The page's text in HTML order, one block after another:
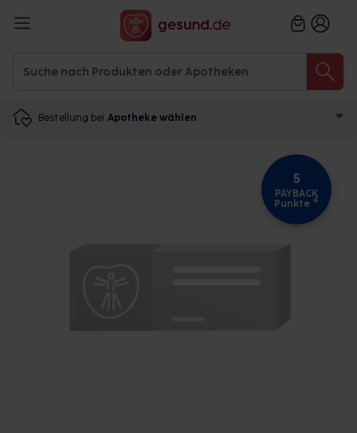
Bestellung bei Apotheke wählen
5
PAYBACK
Punkte 4